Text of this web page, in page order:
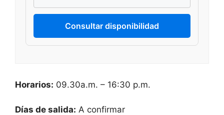
Consultar disponibilidad
Horarios: 09.30a.m. – 16:30 p.m.
Días de salida: A confirmar